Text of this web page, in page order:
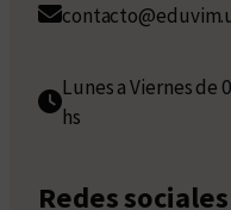
Lunes a Viernes de
hs
Redes sociales